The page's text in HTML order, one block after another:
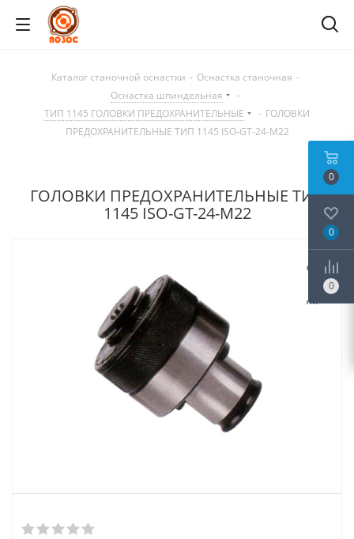
Каталог станочной оснастки - Оснастка станочная -
Оснастка шпиндельная
-
ТИП 1145 ГОЛОВКИ ПРЕДОХРАНИТЕЛЬНЫЕ
- ГОЛОВКИ
ПРЕДОХРАНИТЕЛЬНЫЕ ТИП 1145 ISO-GT-24-M22
ГОЛОВКИ ПРЕДОХРАНИТЕЛЬНЫЕ ТИП
1145 ISO-GT-24-M22
0
0
0